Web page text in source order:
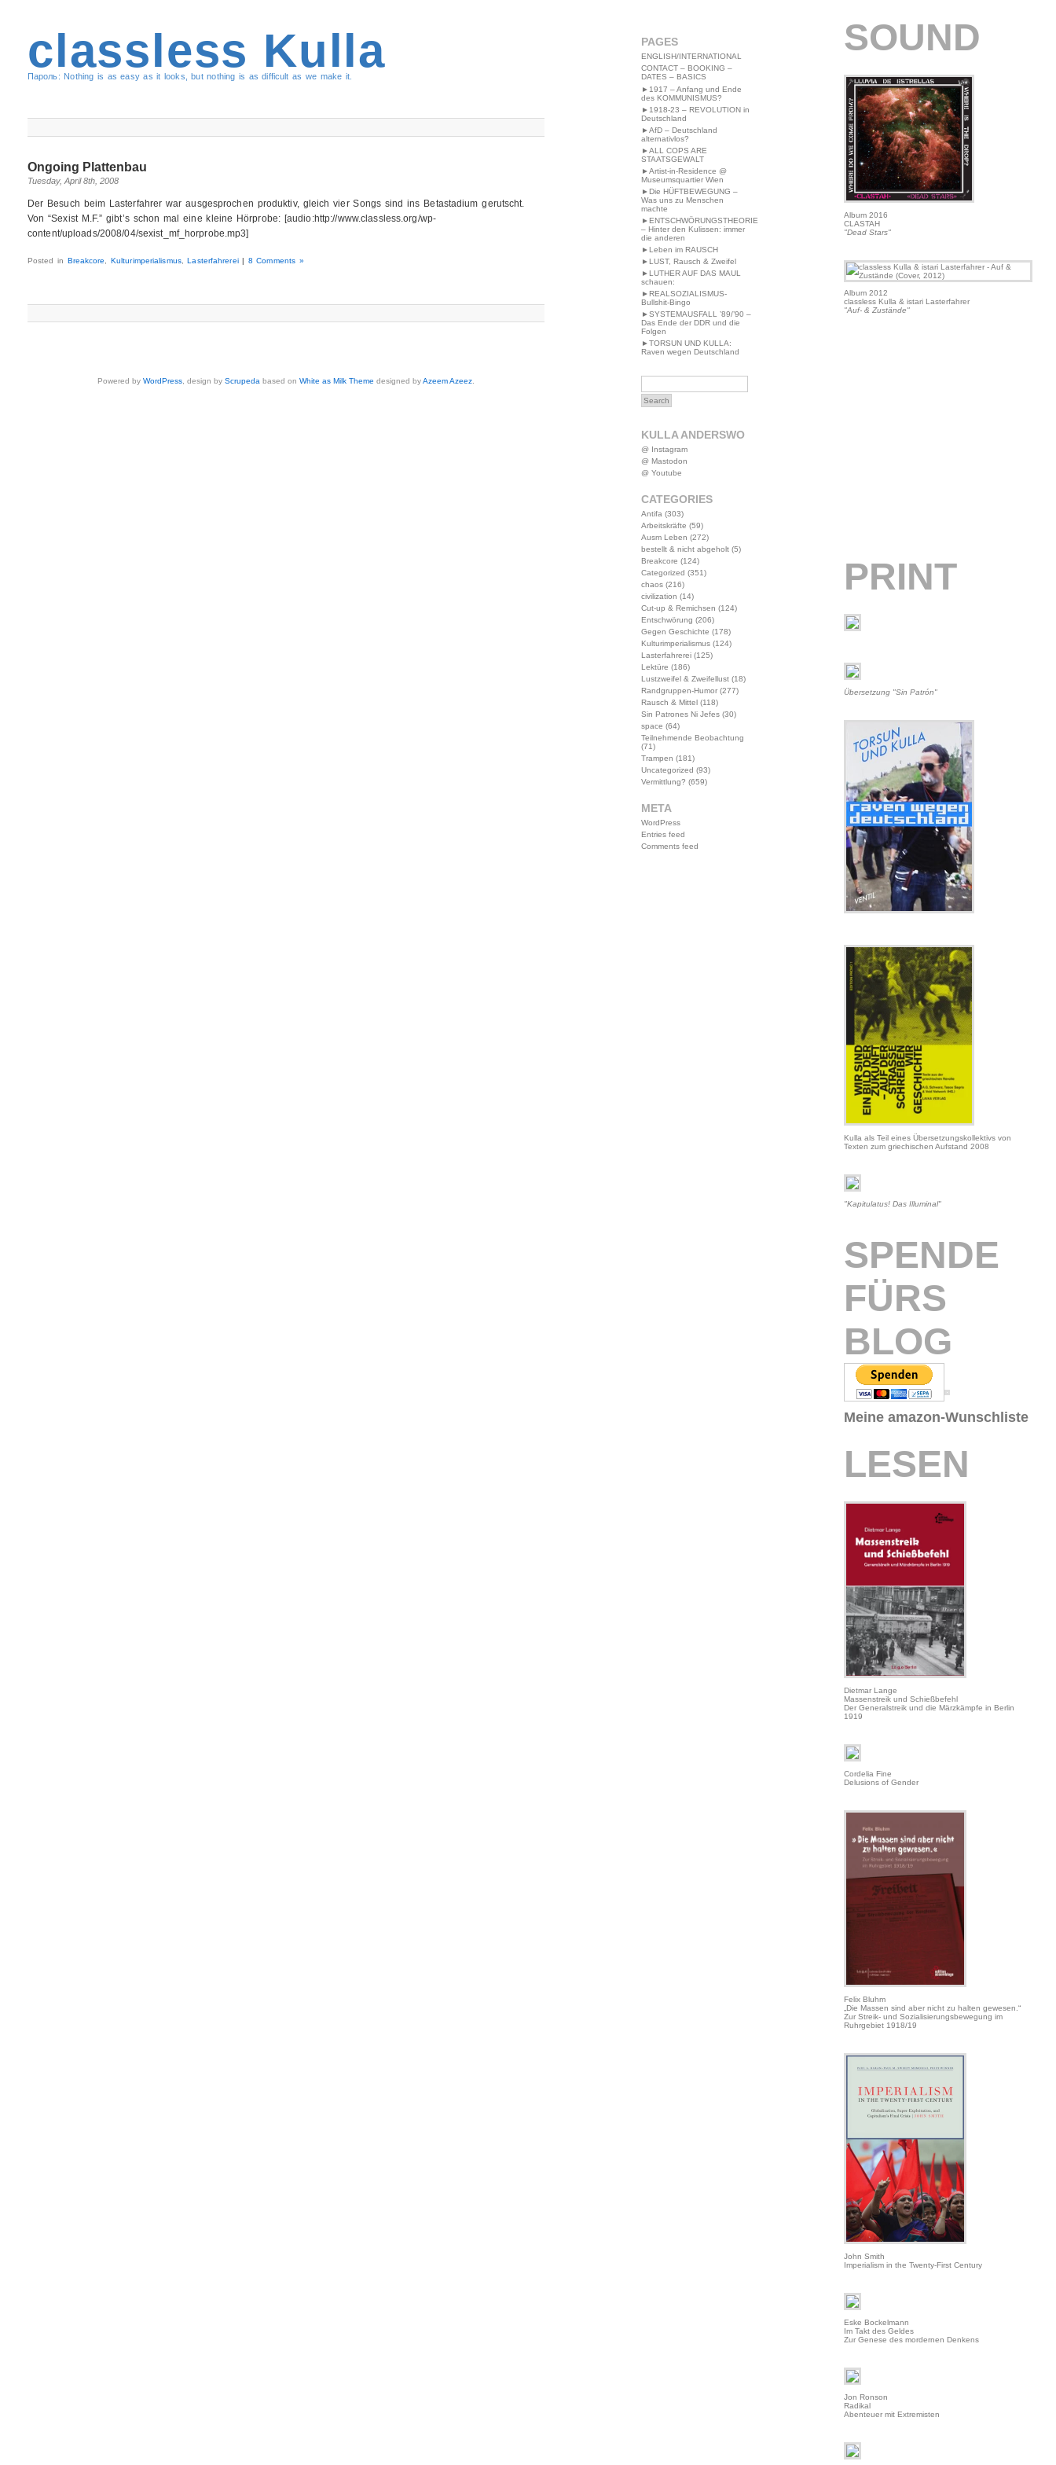
classless Kulla
Пароль: Nothing is as easy as it looks, but nothing is as difficult as we make it.
Ongoing Plattenbau
Tuesday, April 8th, 2008
Der Besuch beim Lasterfahrer war ausgesprochen produktiv, gleich vier Songs sind ins Betastadium gerutscht.
Von “Sexist M.F.” gibt’s schon mal eine kleine Hörprobe: [audio:http://www.classless.org/wp-
content/uploads/2008/04/sexist_mf_horprobe.mp3]
Posted in Breakcore ,Kulturimperialismus,Lasterfahrerei | 8 Comments »
Powered byWordPress , design byScrupeda based onWhite as Milk Theme designed byAzeem Azeez
PAGES
ENGLISH/INTERNATIONAL
CONTACT – BOOKING –
DATES – BASICS
►1917 – Anfang und Ende
des KOMMUNISMUS?
►1918-23 – REVOLUTION in
Deutschland
►AfD – Deutschland
alternativlos?
►ALL COPS ARE
STAATSGEWALT
►Artist-in-Residence @
Museumsquartier Wien
►Die HÜFTBEWEGUNG –
Was uns zu Menschen
machte
►ENTSCHWÖRUNGSTHEORIE
– Hinter den Kulissen: immer
die anderen
►Leben im RAUSCH
►LUST, Rausch & Zweifel
►LUTHER AUF DAS MAUL
schauen:
►REALSOZIALISMUS-
Bullshit-Bingo
►SYSTEMAUSFALL ’89/’90 –
Das Ende der DDR und die
Folgen
►TORSUN UND KULLA:
Raven wegen Deutschland
KULLA ANDERSWO
@ Instagram
@ Mastodon
@ Youtube
CATEGORIES
Antifa (303)
Arbeitskräfte (59)
Ausm Leben (272)
bestellt & nicht abgeholt(5)
Breakcore (124)
Categorized (351)
chaos(216)
civilization (14)
Cut-up & Remichsen (124)
Entschwörung (206)
Gegen Geschichte (178)
Kulturimperialismus(124)
Lasterfahrerei(125)
Lektüre (186)
Lustzweifel & Zweifellust(18)
Randgruppen-Humor(277)
Rausch & Mittel(118)
Sin Patrones Ni Jefes(30)
space (64)
Teilnehmende Beobachtung
(71)
Trampen (181)
Uncategorized (93)
Vermittlung? (659)
META
WordPress
Entries feed
Comments feed
SOUND
Album 2016
CLASTAH
"Dead Stars"
Album 2012
classless Kulla & istari Lasterfahrer
"Auf- & Zustände"
PRINT
Übersetzung "Sin Patrón"
Kulla als Teil eines Übersetzungskollektivs von
Texten zum griechischen Aufstand 2008
"Kapitulatus! Das Illuminal"
SPENDE
FÜRS
BLOG
Meine amazon-Wunschliste
LESEN
Dietmar Lange
Massenstreik und Schießbefehl
Der Generalstreik und die Märzkämpfe in Berlin
1919
Cordelia Fine
Delusions of Gender
Felix Bluhm
„Die Massen sind aber nicht zu halten gewesen.“
Zur Streik- und Sozialisierungsbewegung im
Ruhrgebiet 1918/19
John Smith
Imperialism in the Twenty-First Century
Eske Bockelmann
Im Takt des Geldes
Zur Genese des mordernen Denkens
Jon Ronson
Radikal
Abenteuer mit Extremisten